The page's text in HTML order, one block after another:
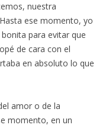
nuestra
ese momento, yo
para evitar que
de cara con el
en absoluto lo que
amor o de la
momento, en un